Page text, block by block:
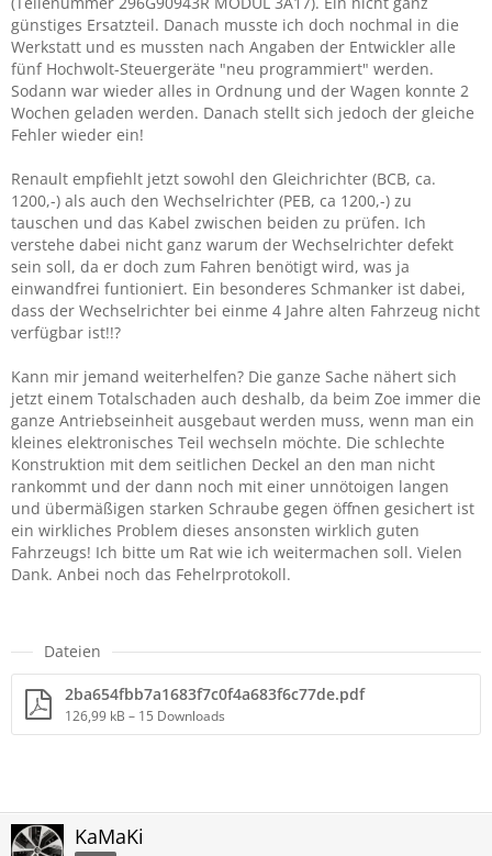
günstiges Ersatzteil. Danach musste ich doch nochmal in die
Werkstatt und es mussten nach Angaben der Entwickler alle
fünf Hochwolt-Steuergeräte "neu programmiert" werden.
Sodann war wieder alles in Ordnung und der Wagen konnte 2
Wochen geladen werden. Danach stellt sich jedoch der gleiche
Fehler wieder ein!
Renault empfiehlt jetzt sowohl den Gleichrichter (BCB, ca.
1200,-) als auch den Wechselrichter (PEB, ca 1200,-) zu
tauschen und das Kabel zwischen beiden zu prüfen. Ich
verstehe dabei nicht ganz warum der Wechselrichter defekt
sein soll, da er doch zum Fahren benötigt wird, was ja
einwandfrei funtioniert. Ein besonderes Schmanker ist dabei,
dass der Wechselrichter bei einme 4 Jahre alten Fahrzeug nicht
verfügbar ist!!?
Kann mir jemand weiterhelfen? Die ganze Sache nähert sich
jetzt einem Totalschaden auch deshalb, da beim Zoe immer die
ganze Antriebseinheit ausgebaut werden muss, wenn man ein
kleines elektronisches Teil wechseln möchte. Die schlechte
Konstruktion mit dem seitlichen Deckel an den man nicht
rankommt und der dann noch mit einer unnötoigen langen
und übermäßigen starken Schraube gegen öffnen gesichert ist
ein wirkliches Problem dieses ansonsten wirklich guten
Fahrzeugs! Ich bitte um Rat wie ich weitermachen soll. Vielen
Dank. Anbei noch das Fehelrprotokoll.
Dateien
2ba654fbb7a1683f7c0f4a683f6c77de.pdf
126,99 kB – 15 Downloads
KaMaKi